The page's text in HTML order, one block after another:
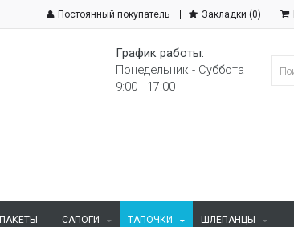
Постоянный покупатель Закладки (0)
График работы:
Понедельник - Суббота
9:00 - 17:00
ПАКЕТЫ САПОГИ ТАПОЧКИ ШЛЕПАНЦЫ